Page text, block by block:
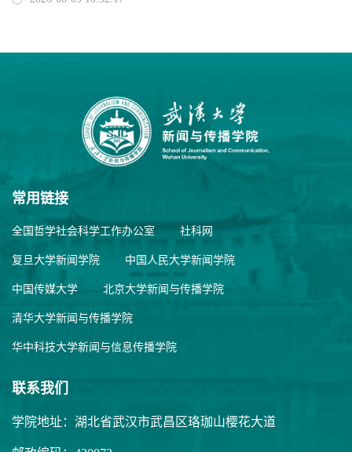
常用链接
全国哲学社会科学工作办公室 社科网
复旦大学新闻学院 中国人民大学新闻学院
中国传媒大学 北京大学新闻与传播学院
清华大学新闻与传播学院
华中科技大学新闻与信息传播学院
联系我们
学院地址：湖北省武汉市武昌区珞珈山樱花大道